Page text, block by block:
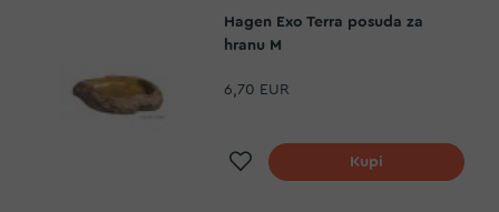
Hagen Exo Terra posuda za
hranu M
6,70 EUR
Dodaj na listu želja
Kupi